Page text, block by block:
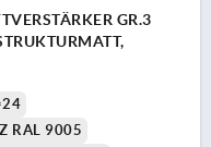
GR.3
RAL 9005